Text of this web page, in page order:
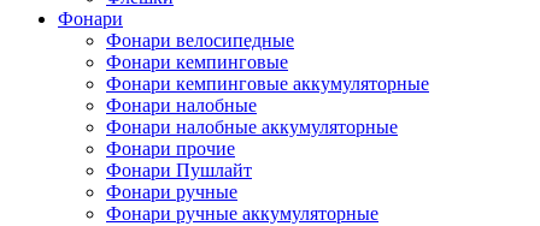
Фонари
Фонари велосипедные
Фонари кемпинговые
Фонари кемпинговые аккумуляторные
Фонари налобные
Фонари налобные аккумуляторные
Фонари прочие
Фонари Пушлайт
Фонари ручные
Фонари ручные аккумуляторные